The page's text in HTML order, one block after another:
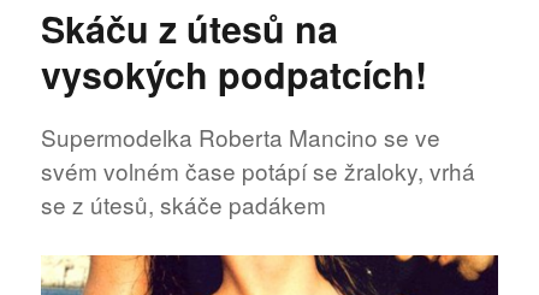
Skáču z útesů na
vysokých podpatcích!
Supermodelka Roberta Mancino se ve
svém volném čase potápí se žraloky, vrhá
se z útesů, skáče padákem